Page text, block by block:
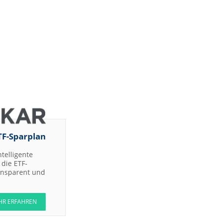
Sparplan
ETF-
und
ERFAHREN